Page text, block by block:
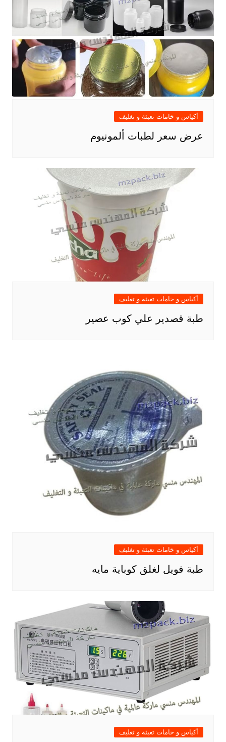
أكياس و خامات تعبئة و تغليف
عرض سعر لطبات ألمونيوم
أكياس و خامات تعبئة و تغليف
طبة قصدير علي كوب عصير
أكياس و خامات تعبئة و تغليف
طبة فويل لغلق كوباية مايه
أكياس و خامات تعبئة و تغليف